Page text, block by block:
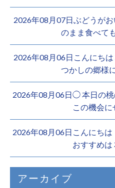
2026年08月07日ぶどうが
のまま食べて
2026年08月06日こんにち
つかしの郷様
2026年08月06日◯ 本日の桃
この機会
2026年08月06日こんにちは
おすすめ
アーカイブ